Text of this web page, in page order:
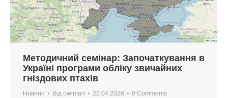
Методичний семінар: Започаткування в
Україні програми обліку звичайних
гніздових птахів
Новини Від owlman 22.04.2026 0 Comments